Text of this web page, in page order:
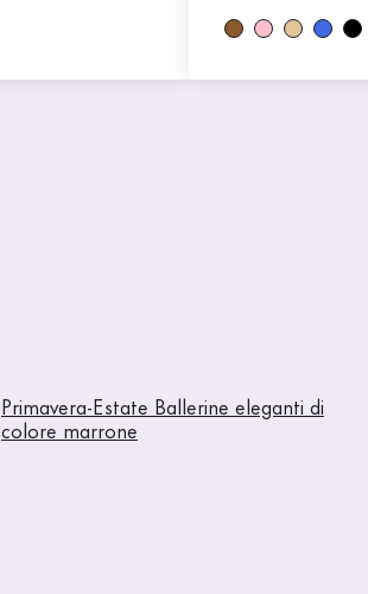
Primavera-Estate Ballerine eleganti di
colore marrone